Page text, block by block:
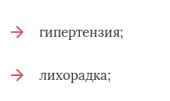
гипертензия;
лихорадка;